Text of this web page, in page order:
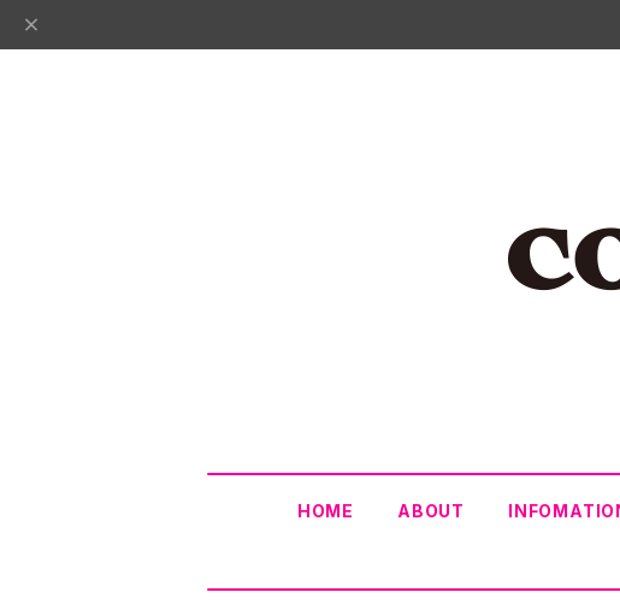
HOME ABOUT